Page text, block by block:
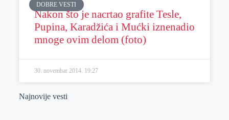
DOBRE VESTI
Nakon što je nacrtao grafite Tesle,
Pupina, Karadžića i Mućki iznenadio
mnoge ovim delom (foto)
30. novembar 2014. 19:27
Najnovije vesti